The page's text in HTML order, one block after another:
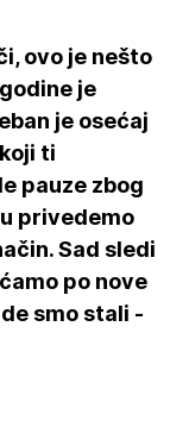
ovo je nešto
je
je osećaj
ti
pauze zbog
privedemo
Sad sledi
po nove
smo stali -